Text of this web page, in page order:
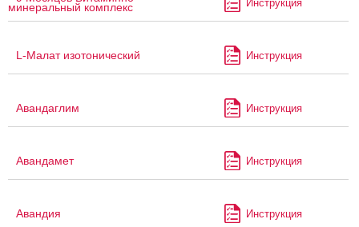
минеральный комплекс Инструкция
L-Малат изотонический Инструкция
Авандаглим Инструкция
Авандамет Инструкция
Авандия Инструкция